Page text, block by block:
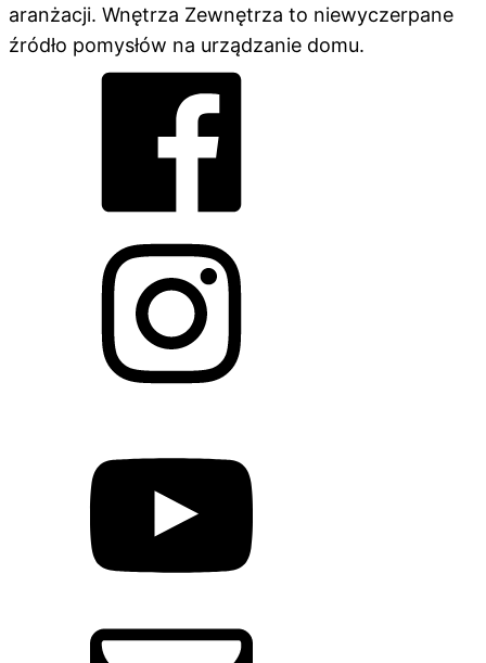
aranżacji. Wnętrza Zewnętrza to niewyczerpane
źródło pomysłów na urządzanie domu.